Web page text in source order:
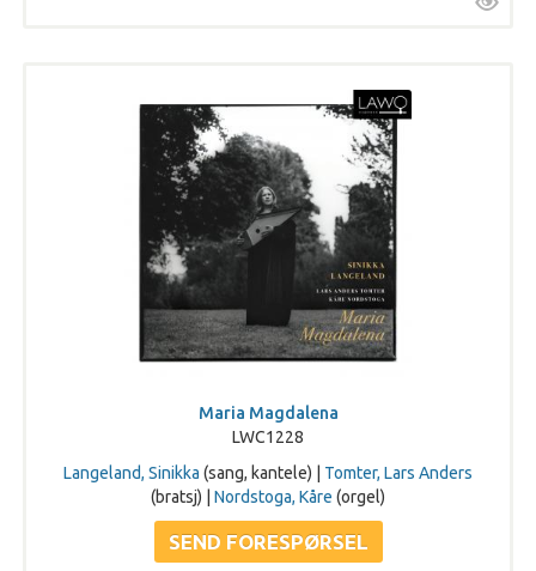
Maria Magdalena
LWC1228
Langeland, Sinikka (sang, kantele) | Tomter, Lars Anders
(bratsj) | Nordstoga, Kåre (orgel)